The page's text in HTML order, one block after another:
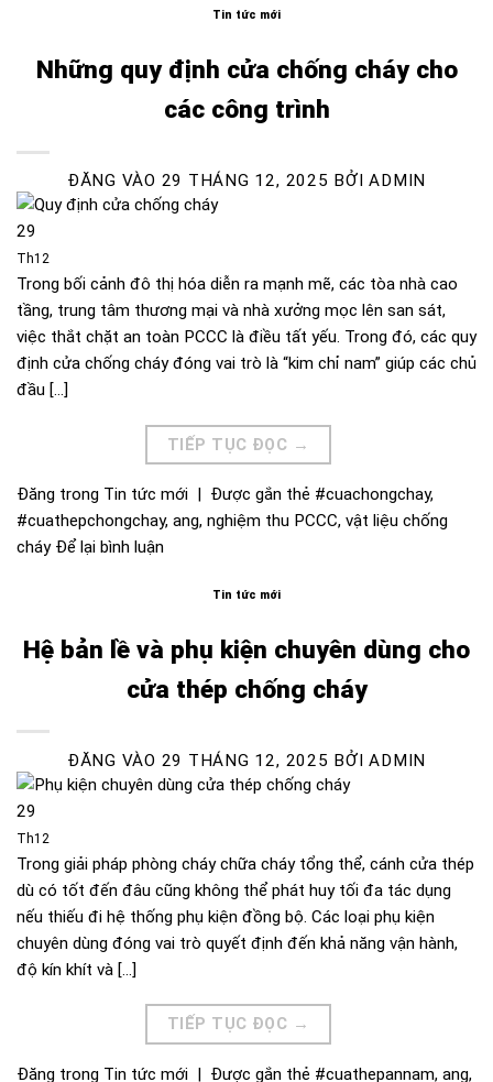
Tin tức mới
Những quy định cửa chống cháy cho
các công trình
ĐĂNG VÀO 29 THÁNG 12, 2025 BỞIADMIN
29
Th12
Trong bối cảnh đô thị hóa diễn ra mạnh mẽ, các tòa nhà cao
tầng, trung tâm thương mại và nhà xưởng mọc lên san sát,
việc thắt chặt an toàn PCCC là điều tất yếu. Trong đó, các quy
định cửa chống cháy đóng vai trò là “kim chỉ nam” giúp các chủ
đầu […]
TIẾP TỤC ĐỌC →
Đăng trong Tin tức mới | Được gắn thẻ #cuachongchay,
#cuathepchongchay, ang, nghiệm thu PCCC, vật liệu chống
cháy Để lại bình luận
Tin tức mới
Hệ bản lề và phụ kiện chuyên dùng cho
cửa thép chống cháy
ĐĂNG VÀO 29 THÁNG 12, 2025 BỞIADMIN
29
Th12
Trong giải pháp phòng cháy chữa cháy tổng thể, cánh cửa thép
dù có tốt đến đâu cũng không thể phát huy tối đa tác dụng
nếu thiếu đi hệ thống phụ kiện đồng bộ. Các loại phụ kiện
chuyên dùng đóng vai trò quyết định đến khả năng vận hành,
độ kín khít và […]
TIẾP TỤC ĐỌC →
Đăng trong Tin tức mới | Được gắn thẻ #cuathepannam, ang,